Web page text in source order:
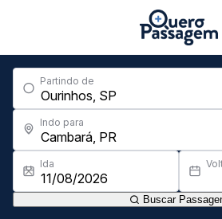
Partindo de
Indo para
Ida
Buscar